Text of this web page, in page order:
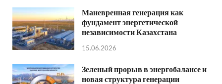
Маневренная генерация как
фундамент энергетической
независимости Казахстана
15.06.2026
Зеленый прорыв в энергобалансе и
новая структура генерации